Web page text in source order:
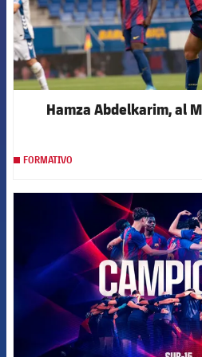
Hamza Abdelkarim, al
FORMATIVO